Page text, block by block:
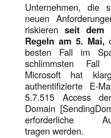
Unternehmen, die
neuen
riskierenseit dem
Regeln am 5. Mai,
besten Fall im
schlimmsten Fall
Microsoft hat
authentifizierte E-
5.7.515 Access
Domain
erforderliche
tragen werden.